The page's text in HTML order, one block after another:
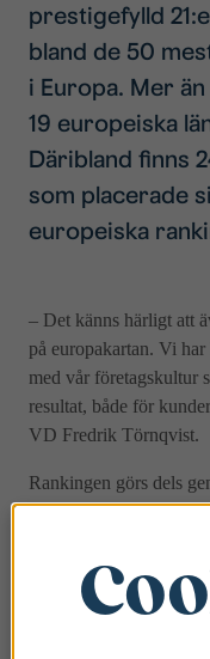
prestigefylld
bland de 50
i Europa. Mer
19 europeiska
Däribland finns
som placerade
europeiska
– Det känns härligt att
på europakartan. Vi
med vår företagskultur
resultat, både för
VD Fredrik Törnqvist.
Rankingen görs dels
dels genom att titta på
resultatutvecklingen att
Stångåstaden kan